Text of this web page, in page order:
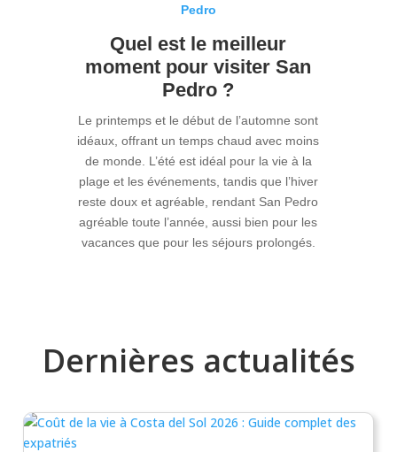
Pedro
Quel est le meilleur
moment pour visiter San
Pedro ?
Le printemps et le début de l’automne sont
idéaux, offrant un temps chaud avec moins
de monde. L’été est idéal pour la vie à la
plage et les événements, tandis que l’hiver
reste doux et agréable, rendant San Pedro
agréable toute l’année, aussi bien pour les
vacances que pour les séjours prolongés.
Dernières actualités